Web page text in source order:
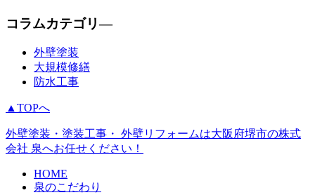
コラムカテゴリ―
外壁塗装
大規模修繕
防水工事
▲TOPへ
外壁塗装・塗装工事・ 外壁リフォームは大阪府堺市の株式
会社 泉へお任せください！
HOME
泉のこだわり